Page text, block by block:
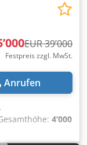
EUR 39’000
Festpreis zzgl. MwSt.
Anrufen
,
4’000